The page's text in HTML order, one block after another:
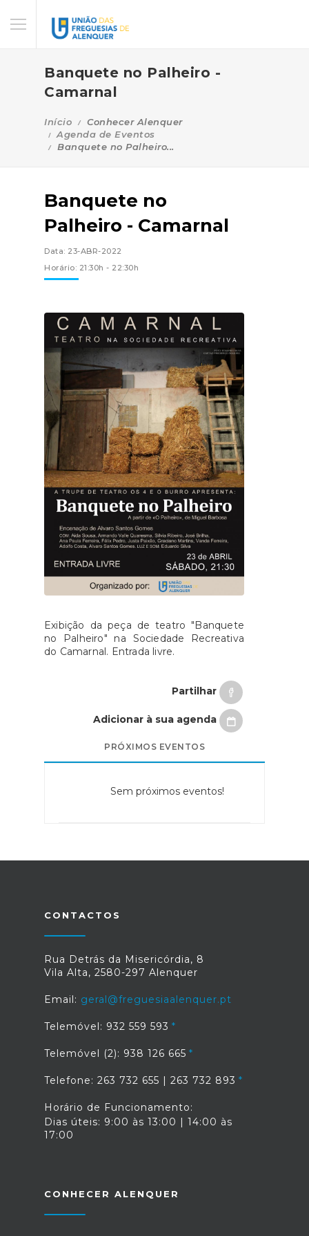
Banquete no Palheiro -
Camarnal
Início
Conhecer Alenquer
Agenda de Eventos
Banquete no Palheiro...
Banquete no
Palheiro - Camarnal
Data: 23-ABR-2022
Horário: 21:30h - 22:30h
Exibição da peça de teatro "Banquete
no Palheiro" na Sociedade Recreativa
do Camarnal. Entrada livre.
Partilhar
Adicionar à sua agenda
PRÓXIMOS EVENTOS
Sem próximos eventos!
CONTACTOS
Rua Detrás da Misericórdia, 8
Vila Alta, 2580-297 Alenquer
Email: geral@freguesiaalenquer.pt
Telemóvel: 932 559 593
Telemóvel (2): 938 126 665
Telefone: 263 732 655 | 263 732 893
Horário de Funcionamento:
Dias úteis: 9:00 às 13:00 | 14:00 às
17:00
CONHECER ALENQUER